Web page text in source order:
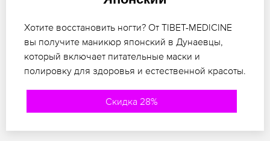
Хотите восстановить ногти? От TIBET-MEDICINE
вы получите маникюр японский в Дунаевцы,
который включает питательные маски и
полировку для здоровья и естественной красоты.
Скидка 28%